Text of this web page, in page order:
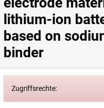
lithium-ion
based on
binder
Zugriffsrechte: